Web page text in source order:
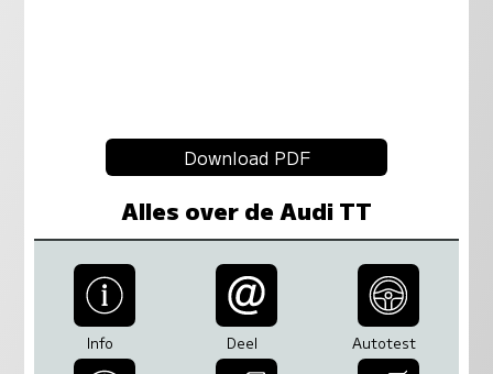
Download PDF
Alles over de Audi TT
Info Deel Autotest